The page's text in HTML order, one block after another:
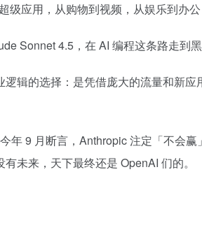
级应用，从购物到视频，从娱乐到办
Sonnet 4.5，在 AI 编程这条路走到
辑的选择：是凭借庞大的流量和新
年 9 月断言，Anthropic 注定「不会
未来，天下最终还是 OpenAI 们的。